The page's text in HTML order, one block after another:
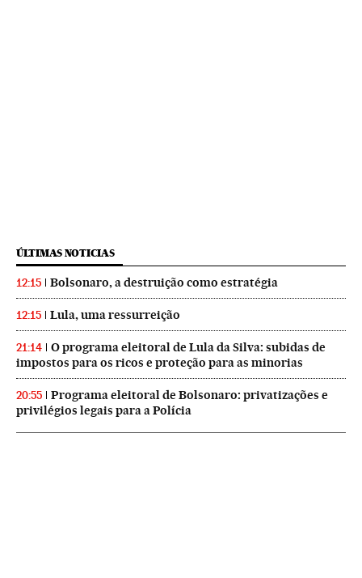
ÚLTIMAS NOTICIAS
12:15 Bolsonaro, a destruição como estratégia
12:15 Lula, uma ressurreição
21:14
O programa eleitoral de Lula da Silva: subidas de
impostos para os ricos e proteção para as minorias
20:55
Programa eleitoral de Bolsonaro: privatizações e
privilégios legais para a Polícia